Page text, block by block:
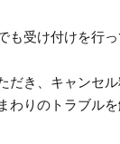
受け付けを行っ
き、キャンセル
りのトラブルを